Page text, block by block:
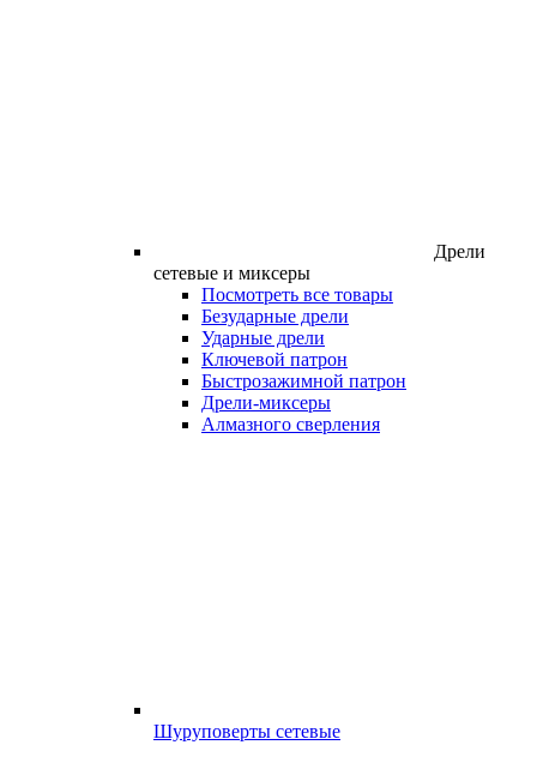
Дрели
сетевые и миксеры
Посмотреть все товары
Безударные дрели
Ударные дрели
Ключевой патрон
Быстрозажимной патрон
Дрели-миксеры
Алмазного сверления
Шуруповерты сетевые